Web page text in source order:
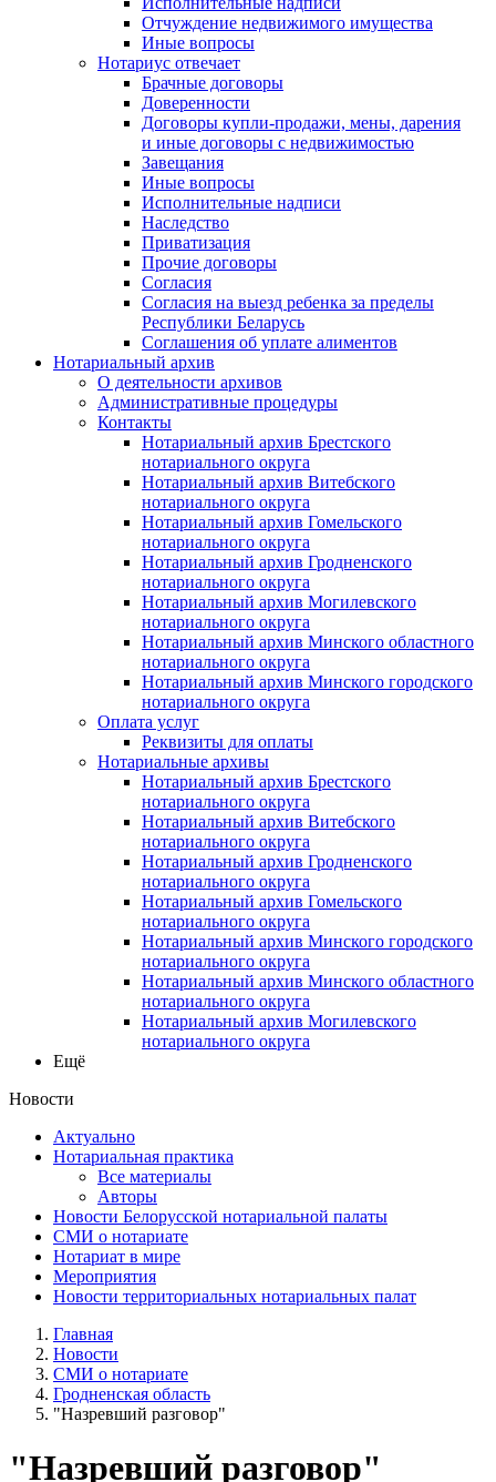
Отчуждение недвижимого имущества
Иные вопросы
Нотариус отвечает
Брачные договоры
Доверенности
Договоры купли-продажи, мены, дарения
и иные договоры с недвижимостью
Завещания
Иные вопросы
Исполнительные надписи
Наследство
Приватизация
Прочие договоры
Согласия
Согласия на выезд ребенка за пределы
Республики Беларусь
Соглашения об уплате алиментов
Нотариальный архив
О деятельности архивов
Административные процедуры
Контакты
Нотариальный архив Брестского
нотариального округа
Нотариальный архив Витебского
нотариального округа
Нотариальный архив Гомельского
нотариального округа
Нотариальный архив Гродненского
нотариального округа
Нотариальный архив Могилевского
нотариального округа
Нотариальный архив Минского областного
нотариального округа
Нотариальный архив Минского городского
нотариального округа
Оплата услуг
Реквизиты для оплаты
Нотариальные архивы
Нотариальный архив Брестского
нотариального округа
Нотариальный архив Витебского
нотариального округа
Нотариальный архив Гродненского
нотариального округа
Нотариальный архив Гомельского
нотариального округа
Нотариальный архив Минского городского
нотариального округа
Нотариальный архив Минского областного
нотариального округа
Нотариальный архив Могилевского
нотариального округа
Ещё
Новости
Актуально
Нотариальная практика
Все материалы
Авторы
Новости Белорусской нотариальной палаты
СМИ о нотариате
Нотариат в мире
Мероприятия
Новости территориальных нотариальных палат
Главная
Новости
СМИ о нотариате
Гродненская область
"Назревший разговор"
"Назревший разговор"